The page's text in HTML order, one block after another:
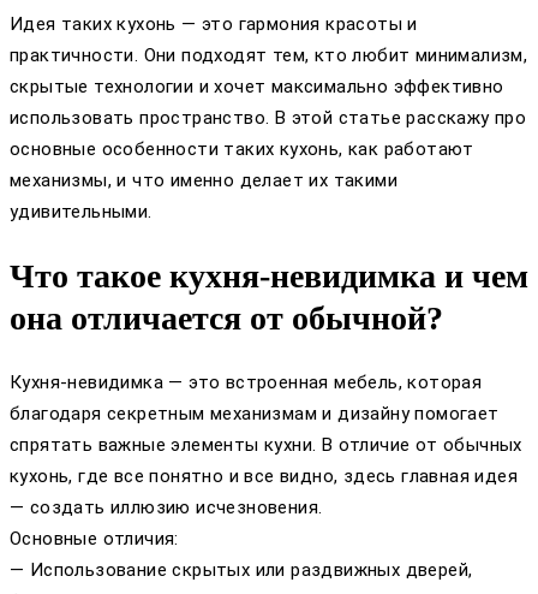
Идея таких кухонь — это гармония красоты и
практичности. Они подходят тем, кто любит минимализм,
скрытые технологии и хочет максимально эффективно
использовать пространство. В этой статье расскажу про
основные особенности таких кухонь, как работают
механизмы, и что именно делает их такими
удивительными.
Что такое кухня-невидимка и чем
она отличается от обычной?
Кухня-невидимка — это встроенная мебель, которая
благодаря секретным механизмам и дизайну помогает
спрятать важные элементы кухни. В отличие от обычных
кухонь, где все понятно и все видно, здесь главная идея
— создать иллюзию исчезновения.
Основные отличия:
— Использование скрытых или раздвижных дверей,